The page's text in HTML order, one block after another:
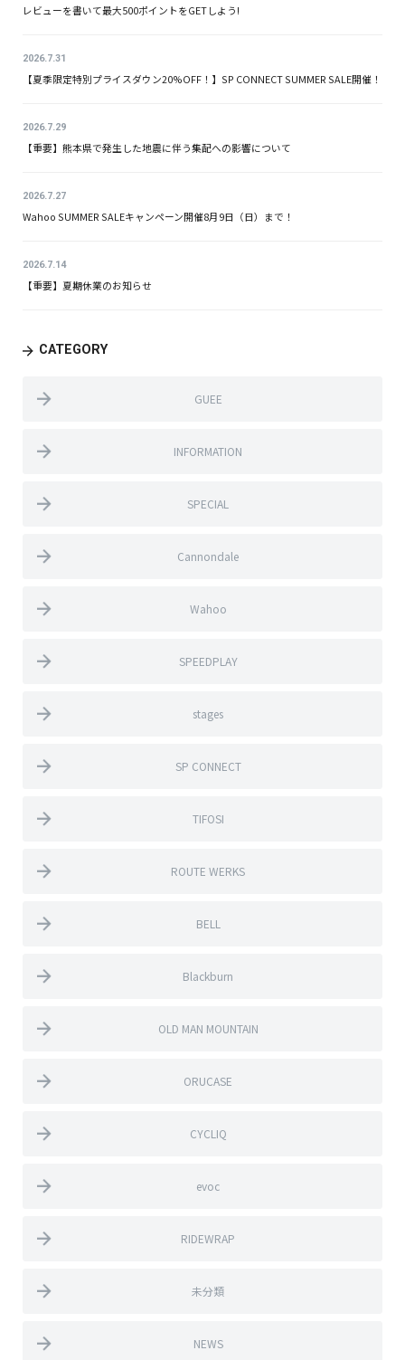
レビューを書いて最大500ポイントをGETしよう!
2026.7.31
【夏季限定特別プライスダウン20%OFF！】SP CONNECT SUMMER SALE開催！
2026.7.29
【重要】熊本県で発生した地震に伴う集配への影響について
2026.7.27
Wahoo SUMMER SALEキャンペーン開催8月9日（日）まで！
2026.7.14
【重要】夏期休業のお知らせ
CATEGORY
GUEE
INFORMATION
SPECIAL
Cannondale
Wahoo
SPEEDPLAY
stages
SP CONNECT
TIFOSI
ROUTE WERKS
BELL
Blackburn
OLD MAN MOUNTAIN
ORUCASE
CYCLIQ
evoc
RIDEWRAP
未分類
NEWS